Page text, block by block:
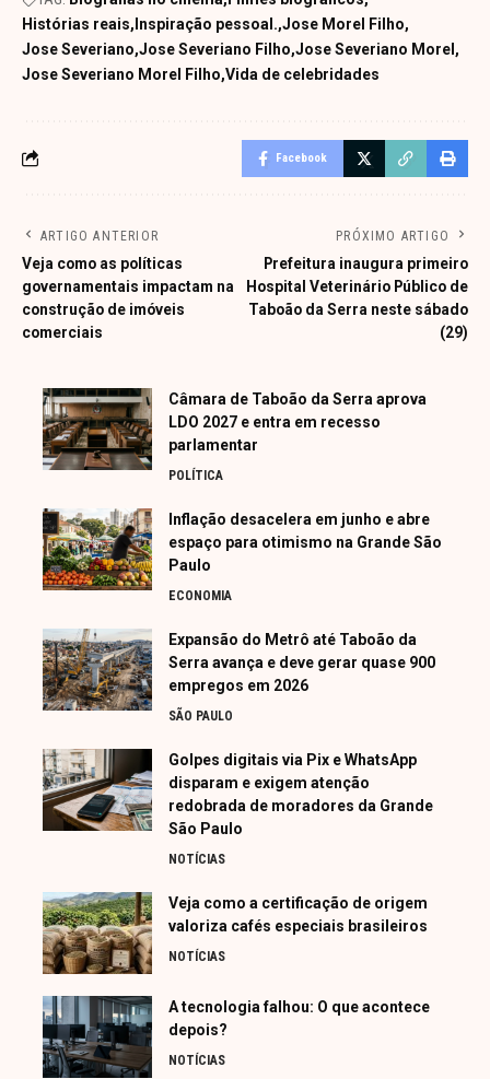
Histórias reais
Inspiração pessoal. Jose Morel Filho
Jose Severiano Jose Severiano Filho Jose Severiano Morel
Jose Severiano Morel Filho Vida de celebridades
Facebook
ARTIGO ANTERIOR
Veja como as políticas
governamentais impactam na
construção de imóveis
comerciais
PRÓXIMO ARTIGO
Prefeitura inaugura primeiro
Hospital Veterinário Público de
Taboão da Serra neste sábado
(29)
Câmara de Taboão da Serra aprova
LDO 2027 e entra em recesso
parlamentar
POLÍTICA
Inflação desacelera em junho e abre
espaço para otimismo na Grande São
Paulo
ECONOMIA
Expansão do Metrô até Taboão da
Serra avança e deve gerar quase 900
empregos em 2026
SÃO PAULO
Golpes digitais via Pix e WhatsApp
disparam e exigem atenção
redobrada de moradores da Grande
São Paulo
NOTÍCIAS
Veja como a certificação de origem
valoriza cafés especiais brasileiros
NOTÍCIAS
A tecnologia falhou: O que acontece
depois?
NOTÍCIAS